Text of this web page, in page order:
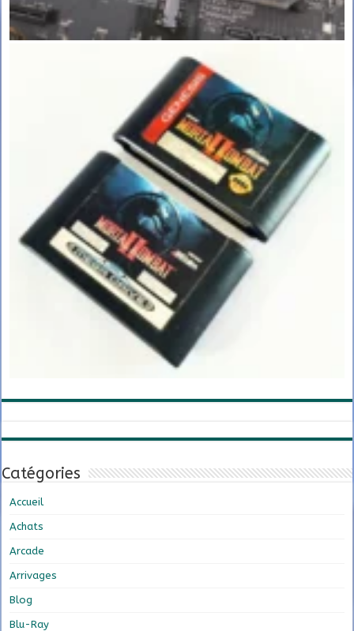
Catégories
Accueil
Achats
Arcade
Arrivages
Blog
Blu-Ray